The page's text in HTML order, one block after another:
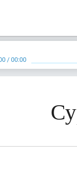
/00:00